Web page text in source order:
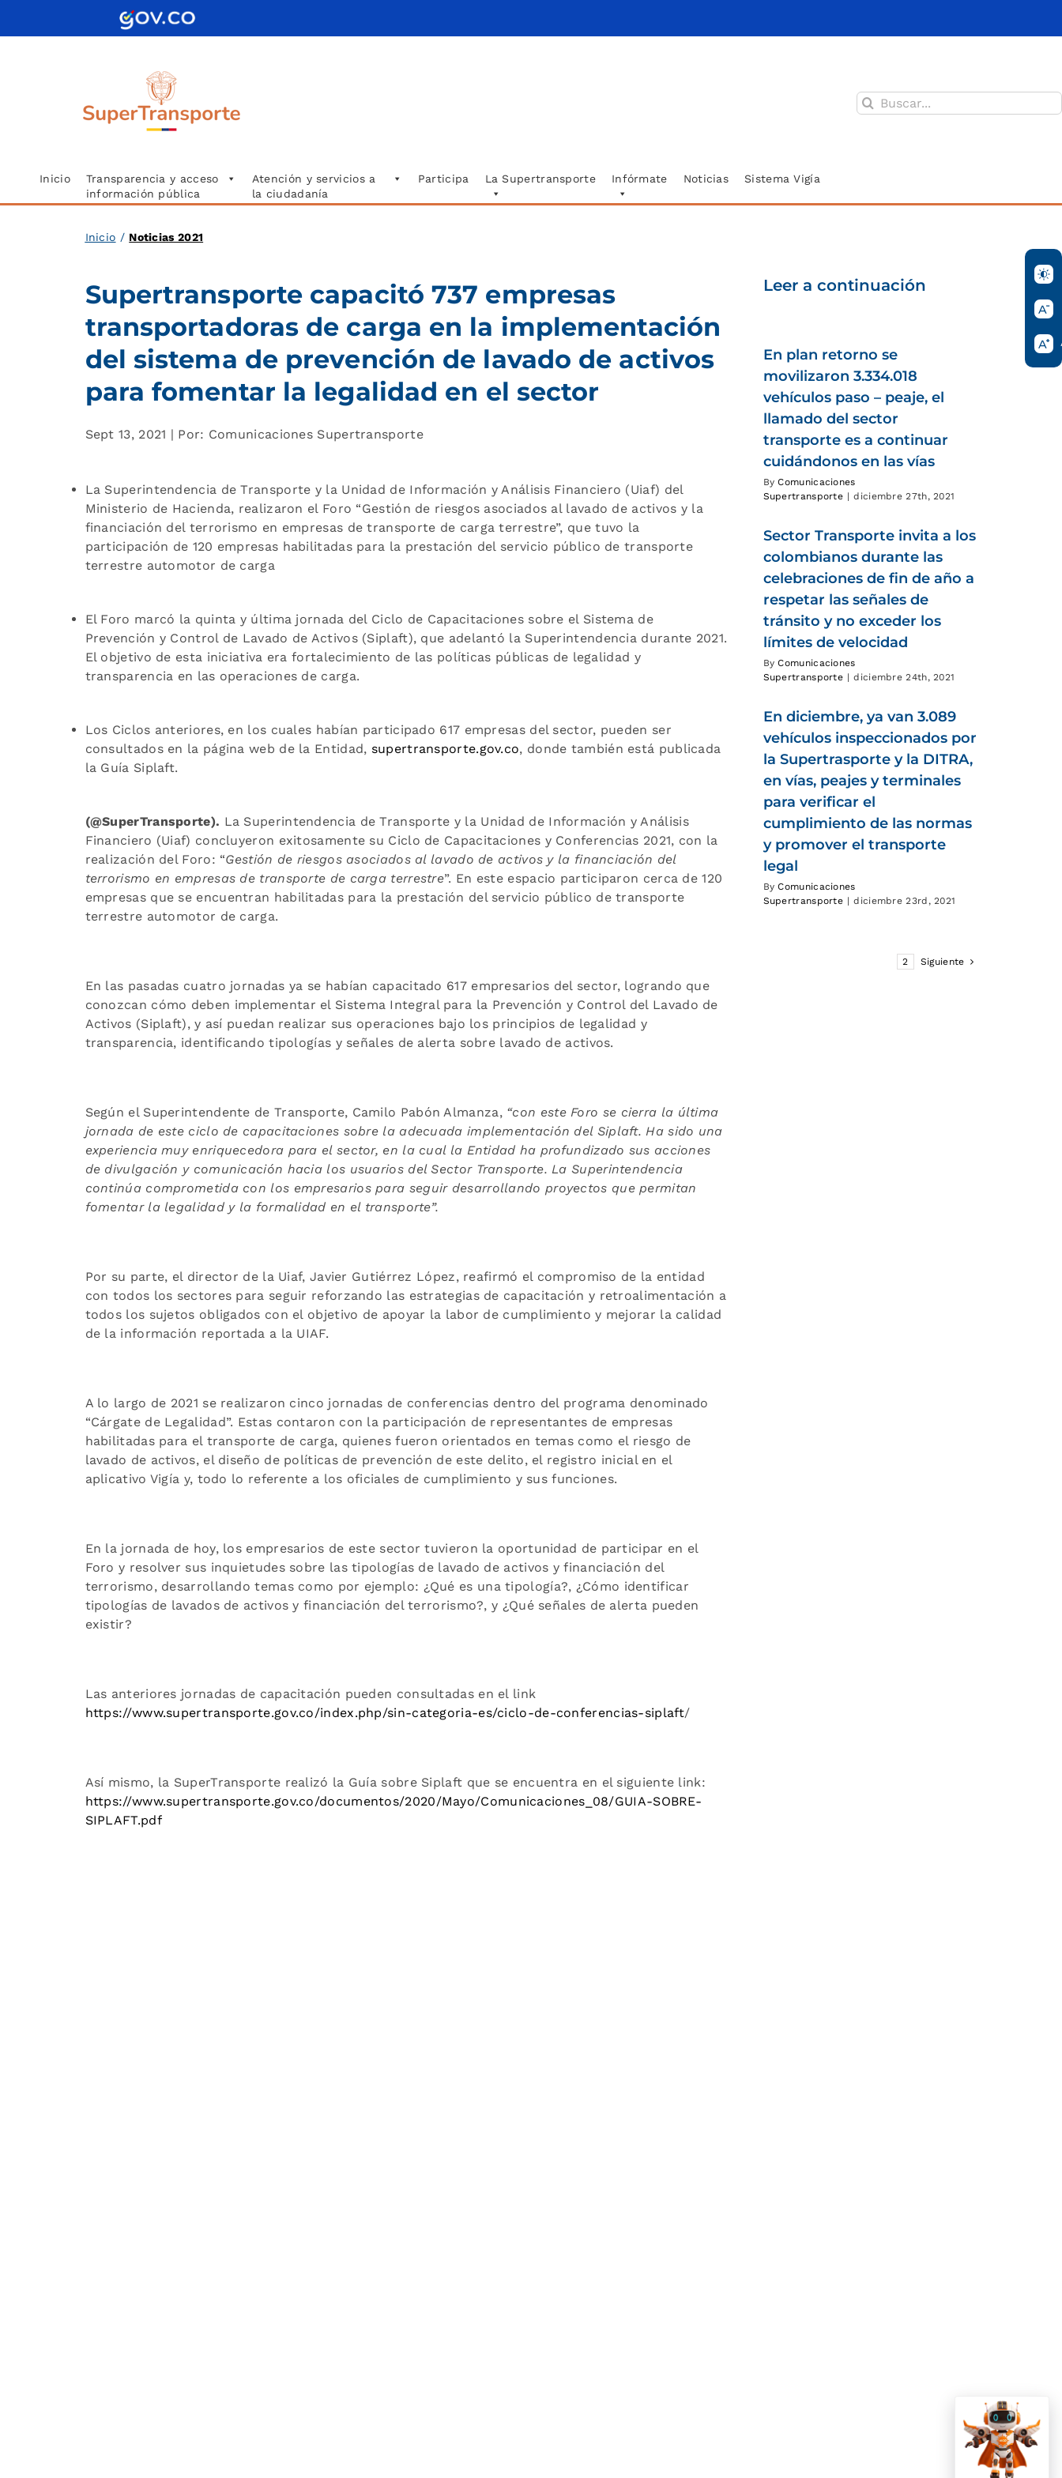
Buscar:
Inicio
Transparencia y acceso
información pública
Atención y servicios a
la ciudadanía
Participa La Supertransporte Infórmate Noticias Sistema Vigía
Inicio / Noticias 2021
Supertransporte capacitó 737 empresas
transportadoras de carga en la implementación
del sistema de prevención de lavado de activos
para fomentar la legalidad en el sector
Sept 13, 2021 | Por: Comunicaciones Supertransporte
La Superintendencia de Transporte y la Unidad de Información y Análisis Financiero (Uiaf) del
Ministerio de Hacienda, realizaron el Foro “Gestión de riesgos asociados al lavado de activos y la
financiación del terrorismo en empresas de transporte de carga terrestre”, que tuvo la
participación de 120 empresas habilitadas para la prestación del servicio público de transporte
terrestre automotor de carga
El Foro marcó la quinta y última jornada del Ciclo de Capacitaciones sobre el Sistema de
Prevención y Control de Lavado de Activos (Siplaft), que adelantó la Superintendencia durante 2021.
El objetivo de esta iniciativa era fortalecimiento de las políticas públicas de legalidad y
transparencia en las operaciones de carga.
Los Ciclos anteriores, en los cuales habían participado 617 empresas del sector, pueden ser
consultados en la página web de la Entidad, supertransporte.gov.co, donde también está publicada
la Guía Siplaft.
(@SuperTransporte). La Superintendencia de Transporte y la Unidad de Información y Análisis
Financiero (Uiaf) concluyeron exitosamente su Ciclo de Capacitaciones y Conferencias 2021, con la
realización del Foro: “Gestión de riesgos asociados al lavado de activos y la financiación del
terrorismo en empresas de transporte de carga terrestre”. En este espacio participaron cerca de 120
empresas que se encuentran habilitadas para la prestación del servicio público de transporte
terrestre automotor de carga.
En las pasadas cuatro jornadas ya se habían capacitado 617 empresarios del sector, logrando que
conozcan cómo deben implementar el Sistema Integral para la Prevención y Control del Lavado de
Activos (Siplaft), y así puedan realizar sus operaciones bajo los principios de legalidad y
transparencia, identificando tipologías y señales de alerta sobre lavado de activos.
Según el Superintendente de Transporte, Camilo Pabón Almanza, “con este Foro se cierra la última
jornada de este ciclo de capacitaciones sobre la adecuada implementación del Siplaft. Ha sido una
experiencia muy enriquecedora para el sector, en la cual la Entidad ha profundizado sus acciones
de divulgación y comunicación hacia los usuarios del Sector Transporte. La Superintendencia
continúa comprometida con los empresarios para seguir desarrollando proyectos que permitan
fomentar la legalidad y la formalidad en el transporte”.
Por su parte, el director de la Uiaf, Javier Gutiérrez López, reafirmó el compromiso de la entidad
con todos los sectores para seguir reforzando las estrategias de capacitación y retroalimentación a
todos los sujetos obligados con el objetivo de apoyar la labor de cumplimiento y mejorar la calidad
de la información reportada a la UIAF.
A lo largo de 2021 se realizaron cinco jornadas de conferencias dentro del programa denominado
“Cárgate de Legalidad”. Estas contaron con la participación de representantes de empresas
habilitadas para el transporte de carga, quienes fueron orientados en temas como el riesgo de
lavado de activos, el diseño de políticas de prevención de este delito, el registro inicial en el
aplicativo Vigía y, todo lo referente a los oficiales de cumplimiento y sus funciones.
En la jornada de hoy, los empresarios de este sector tuvieron la oportunidad de participar en el
Foro y resolver sus inquietudes sobre las tipologías de lavado de activos y financiación del
terrorismo, desarrollando temas como por ejemplo: ¿Qué es una tipología?, ¿Cómo identificar
tipologías de lavados de activos y financiación del terrorismo?, y ¿Qué señales de alerta pueden
existir?
Las anteriores jornadas de capacitación pueden consultadas en el link
https://www.supertransporte.gov.co/index.php/sin-categoria-es/ciclo-de-conferencias-siplaft/
Así mismo, la SuperTransporte realizó la Guía sobre Siplaft que se encuentra en el siguiente link:
https://www.supertransporte.gov.co/documentos/2020/Mayo/Comunicaciones_08/GUIA-SOBRE-
SIPLAFT.pdf
Leer a continuación
En plan retorno se
movilizaron 3.334.018
vehículos paso – peaje, el
llamado del sector
transporte es a continuar
cuidándonos en las vías
ByComunicaciones
Supertransporte | diciembre 27th, 2021
Sector Transporte invita a los
colombianos durante las
celebraciones de fin de año a
respetar las señales de
tránsito y no exceder los
límites de velocidad
ByComunicaciones
Supertransporte | diciembre 24th, 2021
En diciembre, ya van 3.089
vehículos inspeccionados por
la Supertrasporte y la DITRA,
en vías, peajes y terminales
para verificar el
cumplimiento de las normas
y promover el transporte
legal
ByComunicaciones
Supertransporte | diciembre 23rd, 2021
2 Siguiente